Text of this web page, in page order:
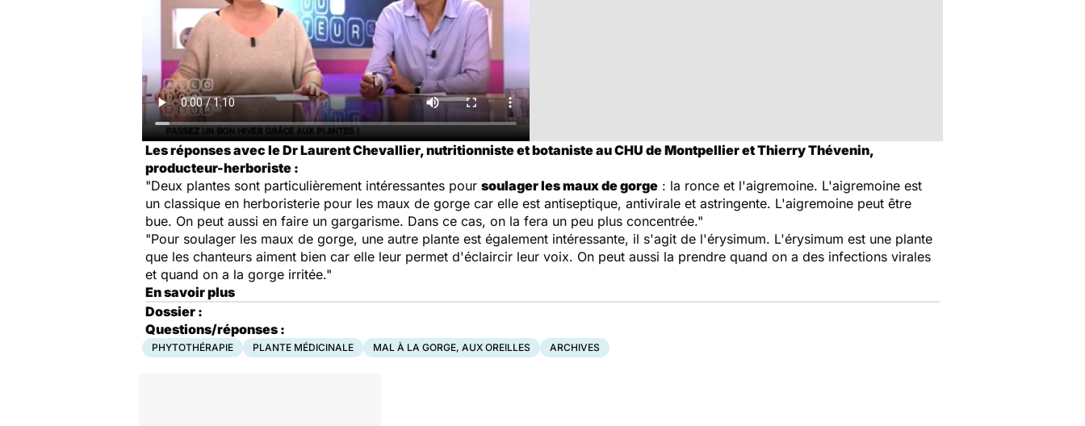
Les réponses avec le Dr Laurent Chevallier, nutritionniste et botaniste au CHU de Montpellier et Thierry Thévenin,
producteur-herboriste :
"Deux plantes sont particulièrement intéressantes pour soulager les maux de gorge : la ronce et l'aigremoine. L'aigremoine est
un classique en herboristerie pour les maux de gorge car elle est antiseptique, antivirale et astringente. L'aigremoine peut être
bue. On peut aussi en faire un gargarisme. Dans ce cas, on la fera un peu plus concentrée."
"Pour soulager les maux de gorge, une autre plante est également intéressante, il s'agit de l'érysimum. L'érysimum est une plante
que les chanteurs aiment bien car elle leur permet d'éclaircir leur voix. On peut aussi la prendre quand on a des infections virales
et quand on a la gorge irritée."
En savoir plus
Dossier :
Questions/réponses :
PHYTOTHÉRAPIE PLANTE MÉDICINALE MAL À LA GORGE, AUX OREILLES ARCHIVES